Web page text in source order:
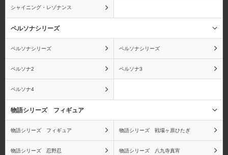
キラー
ワンピース ワールドコ
レクタブルフィギュア
（ワーコレ）
ワンピース
Portrait.Of.Piratesシリー
ズ
シャイニング・レゾナンス
ペルソナシリーズ
ペルソナシリーズ ペルソナシリーズ
ペルソナ2 ペルソナ3
ペルソナ4
物語シリーズ フィギュア
物語シリーズ フィギュア 物語シリーズ 戦場ヶ原ひたぎ
物語シリーズ 忍野忍 物語シリーズ 八九寺真宵